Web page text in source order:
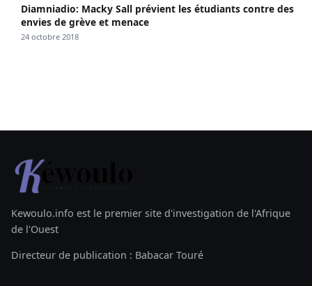
Diamniadio: Macky Sall prévient les étudiants contre des
envies de grève et menace
24 octobre 2018
Kewoulo.info est le premier site d'investigation de l'Afrique
de l'Ouest
Directeur de publication : Babacar Touré